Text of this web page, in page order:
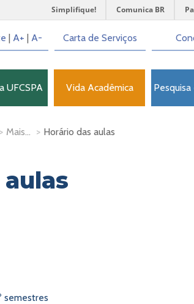
Simplifique! Comunica BR
| A+ | A- Carta de Serviços
UFCSPA Vida Acadêmica
> Mais... > Horário das aulas
semestres